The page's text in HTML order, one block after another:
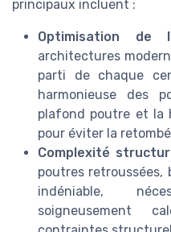
principaux incluent :
Optimisation de
architectures
parti de chaque
harmonieuse des
plafond poutre et la
pour éviter la
Complexité
poutres retroussées,
indéniable,
soigneusement